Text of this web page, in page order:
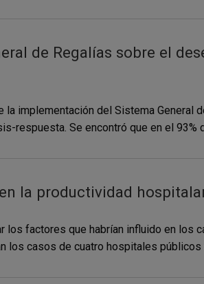
de Regalías sobre el
implementación del Sistema
respuesta. Se encontró que en el
la productividad
los factores que habrían influido en
los casos de cuatro hospitales